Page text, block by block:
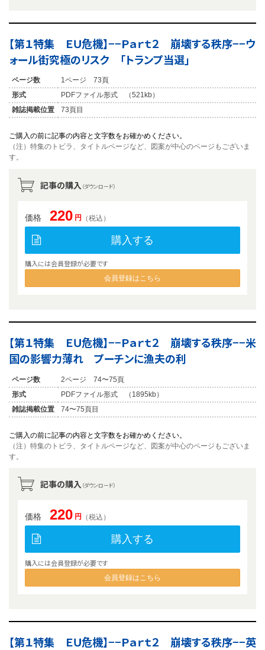
【第１特集 ＥＵ危機】−−Ｐａｒｔ２ 崩壊する秩序−−ウ
ォール街究極のリスク 「トランプ当選」
ページ数
1ページ 73頁
形式
PDFファイル形式 （521kb）
雑誌掲載位置
73頁目
ご購入の前に記事の内容と文字数をお確かめください。
（注）特集のトビラ、タイトルページなど、図案が中心のページもございま
す。
記事の購入 （ダウンロード）
価格 220 円 （税込）
購入する
購入には会員登録が必要です
会員登録はこちら
【第１特集 ＥＵ危機】−−Ｐａｒｔ２ 崩壊する秩序−−米
国の影響力薄れ プーチンに漁夫の利
ページ数
2ページ 74〜75頁
形式
PDFファイル形式 （1895kb）
雑誌掲載位置
74〜75頁目
ご購入の前に記事の内容と文字数をお確かめください。
（注）特集のトビラ、タイトルページなど、図案が中心のページもございま
す。
記事の購入 （ダウンロード）
価格 220 円 （税込）
購入する
購入には会員登録が必要です
会員登録はこちら
【第１特集 ＥＵ危機】−−Ｐａｒｔ２ 崩壊する秩序−−英